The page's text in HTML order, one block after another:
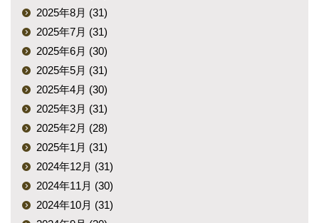
2025年8月 (31)
2025年7月 (31)
2025年6月 (30)
2025年5月 (31)
2025年4月 (30)
2025年3月 (31)
2025年2月 (28)
2025年1月 (31)
2024年12月 (31)
2024年11月 (30)
2024年10月 (31)